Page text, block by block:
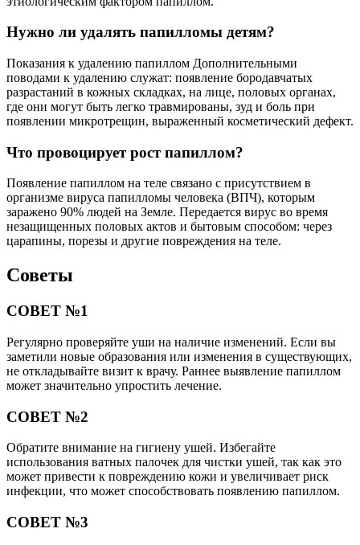
Нужно ли удалять папилломы детям?
Показания к удалению папиллом Дополнительными
поводами к удалению служат: появление бородавчатых
разрастаний в кожных складках, на лице, половых органах,
где они могут быть легко травмированы, зуд и боль при
появлении микротрещин, выраженный косметический дефект.
Что провоцирует рост папиллом?
Появление папиллом на теле связано с присутствием в
организме вируса папилломы человека (ВПЧ), которым
заражено 90% людей на Земле. Передается вирус во время
незащищенных половых актов и бытовым способом: через
царапины, порезы и другие повреждения на теле.
Советы
СОВЕТ №1
Регулярно проверяйте уши на наличие изменений. Если вы
заметили новые образования или изменения в существующих,
не откладывайте визит к врачу. Раннее выявление папиллом
может значительно упростить лечение.
СОВЕТ №2
Обратите внимание на гигиену ушей. Избегайте
использования ватных палочек для чистки ушей, так как это
может привести к повреждению кожи и увеличивает риск
инфекции, что может способствовать появлению папиллом.
СОВЕТ №3